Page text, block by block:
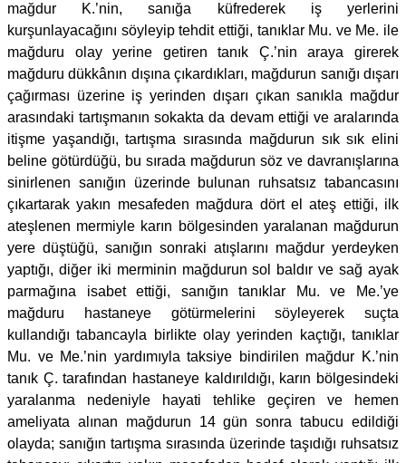
mağdur K.’nin, sanığa küfrederek iş yerlerini
kurşunlayacağını söyleyip tehdit ettiği, tanıklar Mu. ve Me. ile
mağduru olay yerine getiren tanık Ç.’nin araya girerek
mağduru dükkânın dışına çıkardıkları, mağdurun sanığı dışarı
çağırması üzerine iş yerinden dışarı çıkan sanıkla mağdur
arasındaki tartışmanın sokakta da devam ettiği ve aralarında
itişme yaşandığı, tartışma sırasında mağdurun sık sık elini
beline götürdüğü, bu sırada mağdurun söz ve davranışlarına
sinirlenen sanığın üzerinde bulunan ruhsatsız tabancasını
çıkartarak yakın mesafeden mağdura dört el ateş ettiği, ilk
ateşlenen mermiyle karın bölgesinden yaralanan mağdurun
yere düştüğü, sanığın sonraki atışlarını mağdur yerdeyken
yaptığı, diğer iki merminin mağdurun sol baldır ve sağ ayak
parmağına isabet ettiği, sanığın tanıklar Mu. ve Me.’ye
mağduru hastaneye götürmelerini söyleyerek suçta
kullandığı tabancayla birlikte olay yerinden kaçtığı, tanıklar
Mu. ve Me.’nin yardımıyla taksiye bindirilen mağdur K.’nin
tanık Ç. tarafından hastaneye kaldırıldığı, karın bölgesindeki
yaralanma nedeniyle hayati tehlike geçiren ve hemen
ameliyata alınan mağdurun 14 gün sonra tabucu edildiği
olayda; sanığın tartışma sırasında üzerinde taşıdığı ruhsatsız